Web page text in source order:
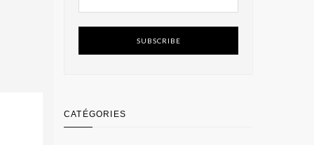
SUBSCRIBE
CATÉGORIES